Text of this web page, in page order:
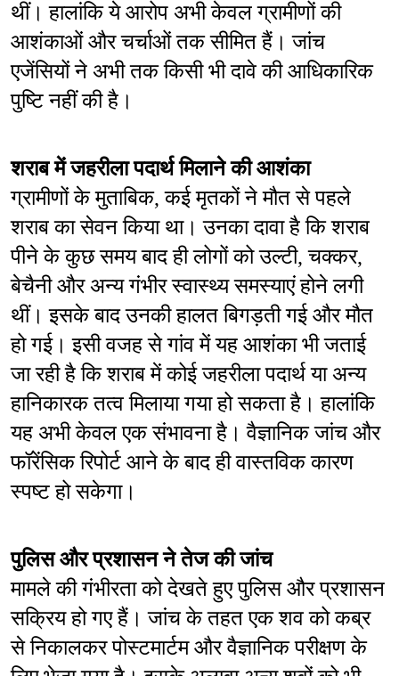
थीं। हालांकि ये आरोप अभी केवल ग्रामीणों की
आशंकाओं और चर्चाओं तक सीमित हैं। जांच
एजेंसियों ने अभी तक किसी भी दावे की आधिकारिक
पुष्टि नहीं की है।
शराब में जहरीला पदार्थ मिलाने की आशंका
ग्रामीणों के मुताबिक, कई मृतकों ने मौत से पहले
शराब का सेवन किया था। उनका दावा है कि शराब
पीने के कुछ समय बाद ही लोगों को उल्टी, चक्कर,
बेचैनी और अन्य गंभीर स्वास्थ्य समस्याएं होने लगी
थीं। इसके बाद उनकी हालत बिगड़ती गई और मौत
हो गई। इसी वजह से गांव में यह आशंका भी जताई
जा रही है कि शराब में कोई जहरीला पदार्थ या अन्य
हानिकारक तत्व मिलाया गया हो सकता है। हालांकि
यह अभी केवल एक संभावना है। वैज्ञानिक जांच और
फॉरेंसिक रिपोर्ट आने के बाद ही वास्तविक कारण
स्पष्ट हो सकेगा।
पुलिस और प्रशासन ने तेज की जांच
मामले की गंभीरता को देखते हुए पुलिस और प्रशासन
सक्रिय हो गए हैं। जांच के तहत एक शव को कब्र
से निकालकर पोस्टमार्टम और वैज्ञानिक परीक्षण के